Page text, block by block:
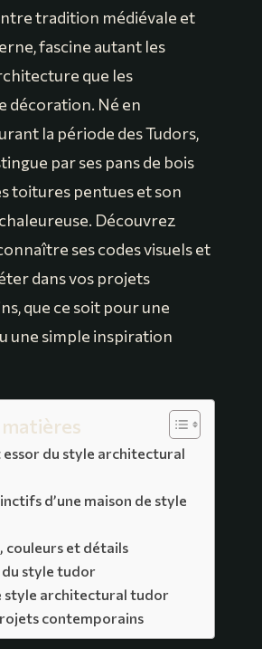
tradition médiévale et
fascine autant les
que les
décoration. Né en
la période des Tudors,
par ses pans de bois
toitures pentues et son
Découvrez
ses codes visuels et
dans vos projets
que ce soit pour une
une simple inspiration
matières
essor du style architectural
d’une maison de style
couleurs et détails
style tudor
style architectural tudor
contemporains